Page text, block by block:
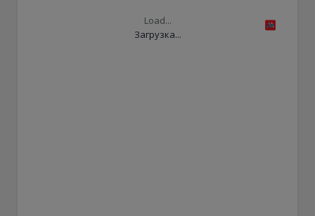
Load...
Загрузка...